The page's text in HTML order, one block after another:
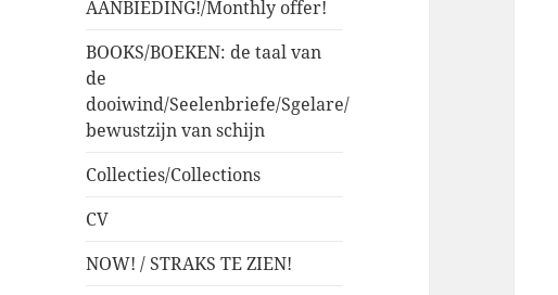
AANBIEDING!/Monthly offer!
BOOKS/BOEKEN: de taal van
de
dooiwind/Seelenbriefe/Sgelare/
bewustzijn van schijn
Collecties/Collections
CV
NOW! / STRAKS TE ZIEN!